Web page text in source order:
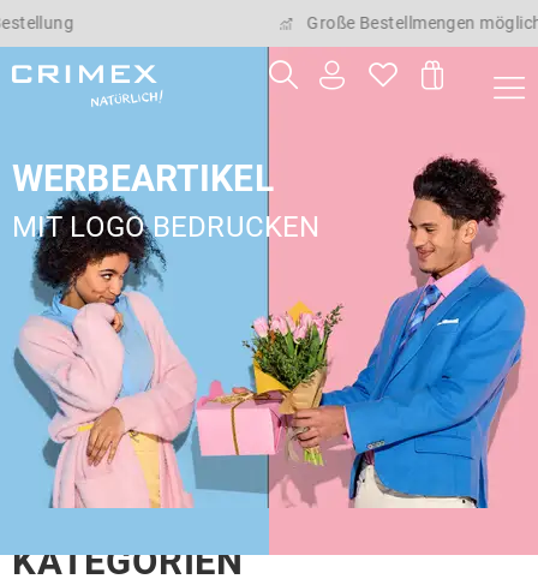
Große Bestellmengen möglich
WERBEARTIKEL
MIT LOGO BEDRUCKEN
KATEGORIEN